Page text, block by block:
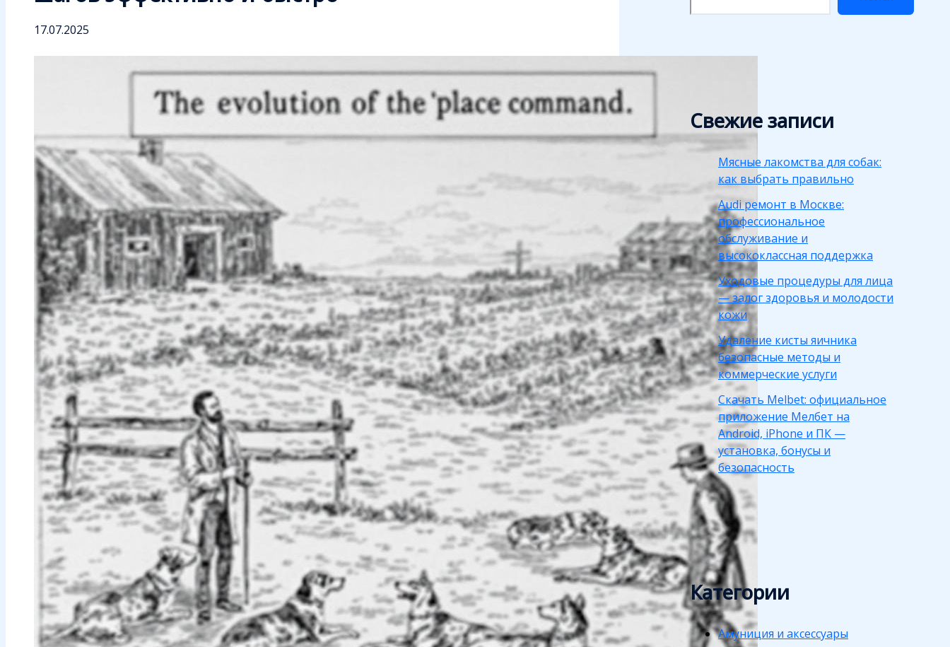
17.07.2025
Свежие записи
Мясные лакомства для собак:
как выбрать правильно
Audi ремонт в Москве:
профессиональное
обслуживание и
высококлассная поддержка
Уходовые процедуры для лица
— залог здоровья и молодости
кожи
Удаление кисты яичника
безопасные методы и
коммерческие услуги
Скачать Melbet: официальное
приложение Мелбет на
Android, iPhone и ПК —
установка, бонусы и
безопасность
Категории
Амуниция и аксессуары